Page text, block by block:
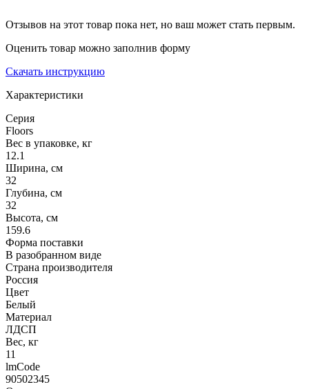
Отзывов на этот товар пока нет, но ваш может стать первым.
Оценить товар можно заполнив форму
Скачать инструкцию
Характеристики
Серия
Floors
Вес в упаковке, кг
12.1
Ширина, см
32
Глубина, см
32
Высота, см
159.6
Форма поставки
В разобранном виде
Страна производителя
Россия
Цвет
Белый
Материал
ЛДСП
Вес, кг
11
lmCode
90502345